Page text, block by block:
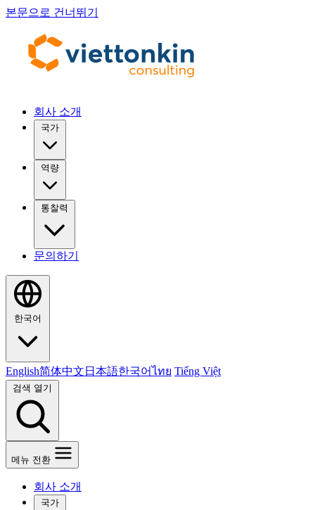
본문으로 건너뛰기
회사 소개
국가
역량
통찰력
문의하기
한국어
English简体中文 日本語한국어ไทย Tiếng Việt
검색 열기
메뉴 전환
회사 소개
국가